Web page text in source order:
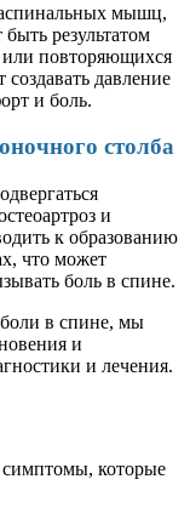
мышц,
результатом
или повторяющихся
давление
и боль.
столба
и
к образованию
что может
боль в спине.
в спине, мы
и
и лечения.
симптомы, которые